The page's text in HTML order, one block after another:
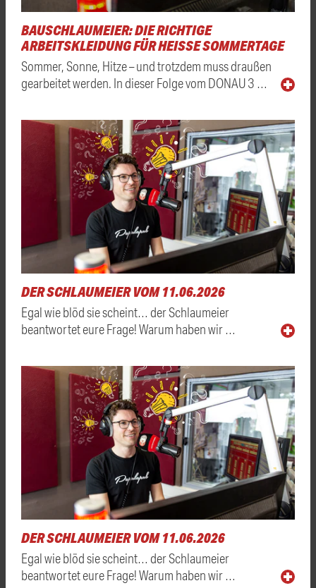
BAUSCHLAUMEIER: DIE RICHTIGE
ARBEITSKLEIDUNG FÜR HEISSE SOMMERTAGE
Sommer, Sonne, Hitze – und trotzdem muss draußen
gearbeitet werden. In dieser Folge vom DONAU 3 …
DER SCHLAUMEIER VOM 11.06.2026
Egal wie blöd sie scheint… der Schlaumeier
beantwortet eure Frage! Warum haben wir …
DER SCHLAUMEIER VOM 11.06.2026
Egal wie blöd sie scheint… der Schlaumeier
beantwortet eure Frage! Warum haben wir …